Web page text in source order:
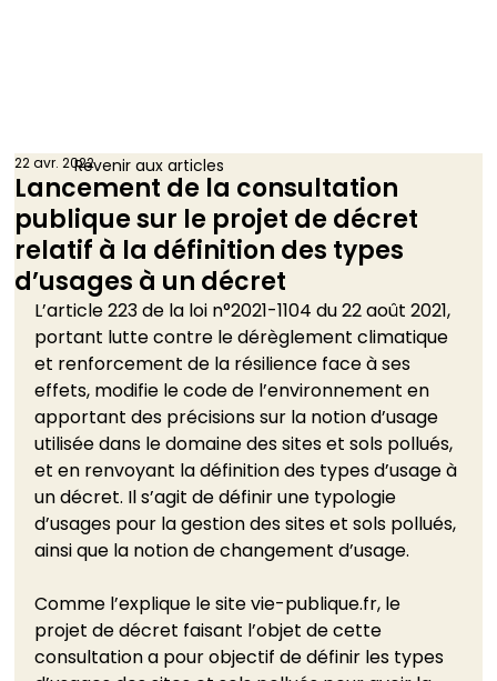
Lancement de la consultation
publique sur le projet de décret
relatif à la définition des types
d’usages à un décret
22 avr. 2022
L’article 223 de la loi n°2021-1104 du 22 août 2021,
portant lutte contre le dérèglement climatique
et renforcement de la résilience face à ses
effets, modifie le code de l’environnement en
apportant des précisions sur la notion d’usage
utilisée dans le domaine des sites et sols pollués,
et en renvoyant la définition des types d’usage à
un décret. Il s’agit de définir une typologie
d’usages pour la gestion des sites et sols pollués,
ainsi que la notion de changement d’usage.
Comme l’explique le site vie-publique.fr, le
projet de décret faisant l’objet de cette
consultation a pour objectif de définir les types
Revenir aux articles